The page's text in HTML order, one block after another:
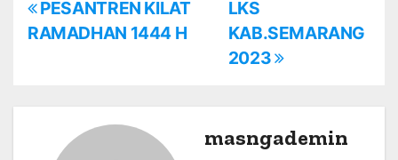
P
o
LKS
KAB.SEMARANG
2023
PESANTREN KILAT
RAMADHAN 1444 H
masngademin